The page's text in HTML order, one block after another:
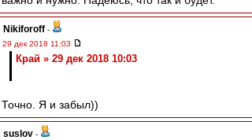
Nikiforoff -
29 дек 2018 11:03
Край » 29 дек 2018 10:03
Точно. Я и забыл))
suslov -